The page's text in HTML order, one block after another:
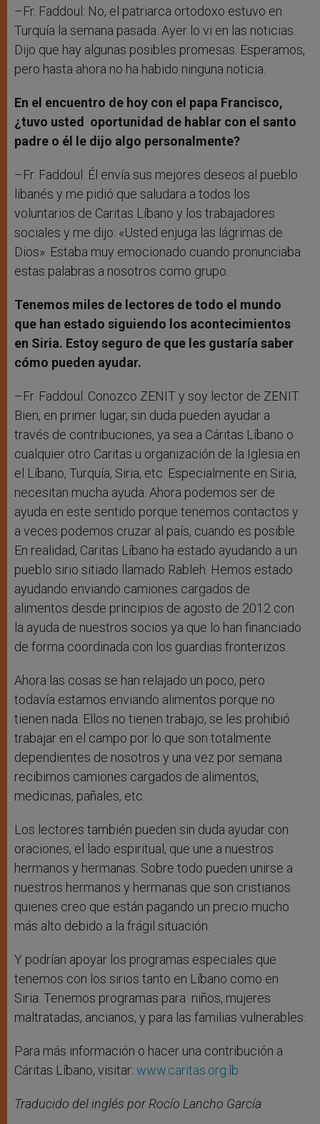
–Fr. Faddoul: No, el patriarca ortodoxo estuvo en
Turquía la semana pasada. Ayer lo vi en las noticias.
Dijo que hay algunas posibles promesas. Esperamos,
pero hasta ahora no ha habido ninguna noticia.
En el encuentro de hoy con el papa Francisco,
¿tuvo usted oportunidad de hablar con el santo
padre o él le dijo algo personalmente?
–Fr. Faddoul: Él envía sus mejores deseos al pueblo
libanés y me pidió que saludara a todos los
voluntarios de Caritas Líbano y los trabajadores
sociales y me dijo: «Usted enjuga las lágrimas de
Dios». Estaba muy emocionado cuando pronunciaba
estas palabras a nosotros como grupo.
Tenemos miles de lectores de todo el mundo
que han estado siguiendo los acontecimientos
en Siria. Estoy seguro de que les gustaría saber
cómo pueden ayudar.
–Fr. Faddoul: Conozco ZENIT y soy lector de ZENIT.
Bien, en primer lugar, sin duda pueden ayudar a
través de contribuciones, ya sea a Cáritas Líbano o
cualquier otro Caritas u organización de la Iglesia en
el Líbano, Turquía, Siria, etc. Especialmente en Siria,
necesitan mucha ayuda. Ahora podemos ser de
ayuda en este sentido porque tenemos contactos y
a veces podemos cruzar al país, cuando es posible.
En realidad, Caritas Líbano ha estado ayudando a un
pueblo sirio sitiado llamado Rableh. Hemos estado
ayudando enviando camiones cargados de
alimentos desde principios de agosto de 2012 con
la ayuda de nuestros socios ya que lo han financiado
de forma coordinada con los guardias fronterizos.
Ahora las cosas se han relajado un poco, pero
todavía estamos enviando alimentos porque no
tienen nada. Ellos no tienen trabajo, se les prohibió
trabajar en el campo por lo que son totalmente
dependientes de nosotros y una vez por semana
recibimos camiones cargados de alimentos,
medicinas, pañales, etc.
Los lectores también pueden sin duda ayudar con
oraciones, el lado espiritual, que une a nuestros
hermanos y hermanas. Sobre todo pueden unirse a
nuestros hermanos y hermanas que son cristianos
quienes creo que están pagando un precio mucho
más alto debido a la frágil situación.
Y podrían apoyar los programas especiales que
tenemos con los sirios tanto en Líbano como en
Siria. Tenemos programas para niños, mujeres
maltratadas, ancianos, y para las familias vulnerables.
Para más información o hacer una contribución a
Cáritas Líbano, visitar: www.caritas.org.lb
Traducido del inglés por Rocío Lancho García